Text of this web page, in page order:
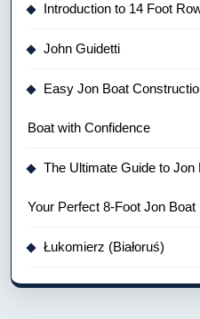
Introduction to 14 Foot
John Guidetti
Easy Jon Boat
Boat with Confidence
The Ultimate Guide to
Your Perfect 8-Foot Jon Boat
Łukomierz (Białoruś)